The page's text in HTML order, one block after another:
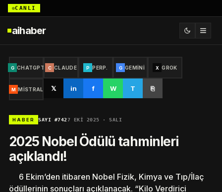
CANLI
aihaber
G CHATGPT C CLAUDE P PERP. G GEMINI X GROK
M MISTRAL 𝕏 in f W T ⎘
HABER SAYI #7427 EKI 2025 · SALI
2025 Nobel Ödülü tahminleri
açıklandı!
6 Ekim’den itibaren Nobel Fizik, Kimya ve Tıp/İlaç
ödüllerinin sonuçları açıklanacak. “Kilo Verdirici